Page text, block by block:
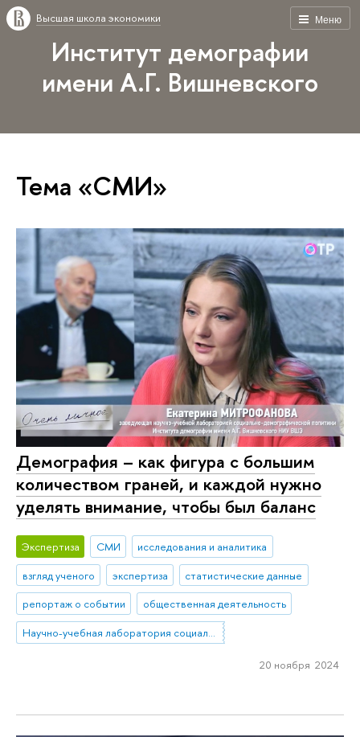
Меню
Высшая школа экономики
Институт демографии
имени А.Г. Вишневского
Тема «СМИ»
Демография – как фигура с большим
количеством граней, и каждой нужно
уделять внимание, чтобы был баланс
Экспертиза СМИ
исследования и аналитика
взгляд ученого
экспертиза
статистические данные
репортаж о событии
общественная деятельность
Научно-учебная лаборатория социально-демографической политики
20 ноября 2024